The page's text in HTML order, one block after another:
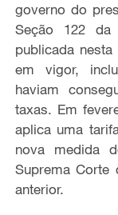
governo do
Seção 122
publicada
em vigor,
haviam
taxas. Em
aplica uma
nova medida
Suprema Corte
anterior.